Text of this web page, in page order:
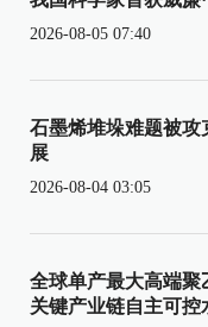
2026-08-05 07:40
石墨烯堆垛难题被攻
展
2026-08-04 03:05
全球单产最大高端聚
关键产业链自主可控